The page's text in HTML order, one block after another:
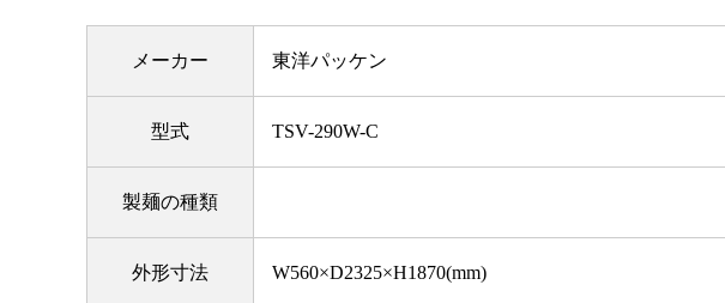
メーカー 東洋パッケン
型式 TSV-290W-C
製麺の種類
外形寸法 W560×D2325×H1870(mm)